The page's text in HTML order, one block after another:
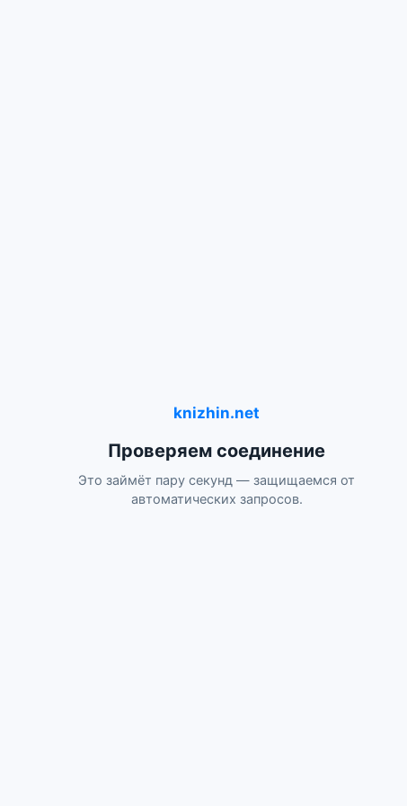
knizhin.net
Проверяем соединение
Это займёт пару секунд — защищаемся от
автоматических запросов.